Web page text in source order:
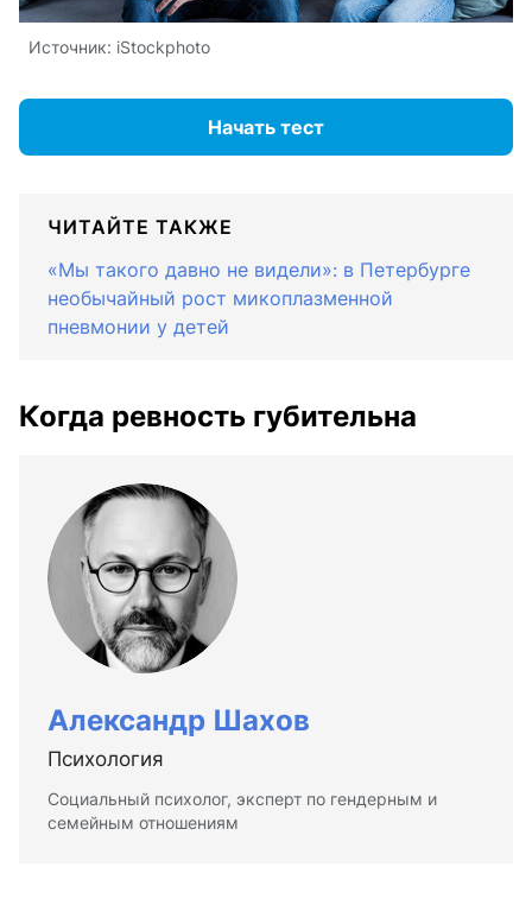
Источник: iStockphoto
Начать тест
ЧИТАЙТЕ ТАКЖЕ
«Мы такого давно не видели»: в Петербурге
необычайный рост микоплазменной
пневмонии у детей
Когда ревность губительна
Александр Шахов
Психология
Социальный психолог, эксперт по гендерным и
семейным отношениям